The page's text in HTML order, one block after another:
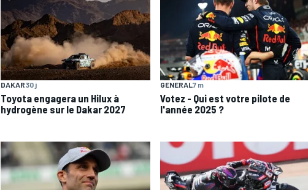
DAKAR30 j
Toyota engagera un Hilux à
hydrogène sur le Dakar 2027
GENERAL 7 m
Votez - Qui est votre pilote de
l'année 2025 ?